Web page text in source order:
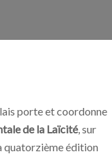
porte et coordonne
de la Laïcité, sur
quatorzième édition